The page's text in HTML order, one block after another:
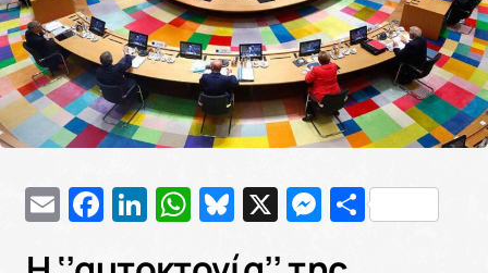
EmailFacebook
LinkedIn
WhatsApp
Bluesky
X